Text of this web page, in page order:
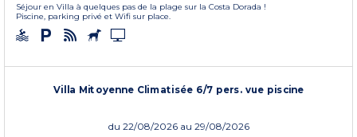
Séjour en Villa à quelques pas de la plage sur la Costa Dorada !
Piscine, parking privé et Wifi sur place.
Villa Mitoyenne Climatisée 6/7 pers. vue piscine
du 22/08/2026 au 29/08/2026